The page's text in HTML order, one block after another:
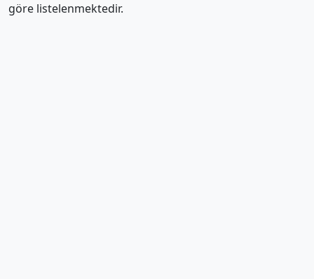
göre listelenmektedir.